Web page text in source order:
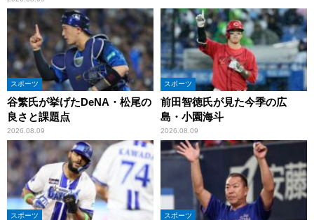
スポーツ
谷繁氏が挙げたDeNA・松尾の
良さと課題点
2026.08.09
スポーツ
前田智徳氏が見た今季の広
島・小園海斗
2026.08.09
スポーツ スポーツ